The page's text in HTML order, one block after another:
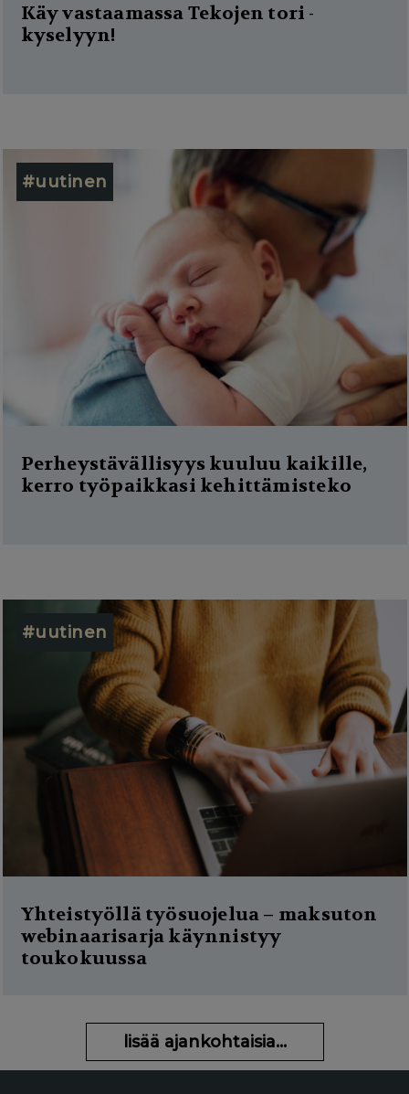
Käy vastaamassa Tekojen tori -
kyselyyn!
#uutinen
Perheystävällisyys kuuluu kaikille,
kerro työpaikkasi kehittämisteko
#uutinen
Yhteistyöllä työsuojelua – maksuton
webinaarisarja käynnistyy
toukokuussa
lisää ajankohtaisia...